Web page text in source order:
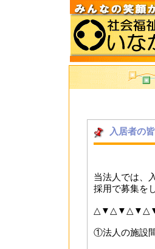
入居者の
当法人では、
採用で募集を
①法人の施設